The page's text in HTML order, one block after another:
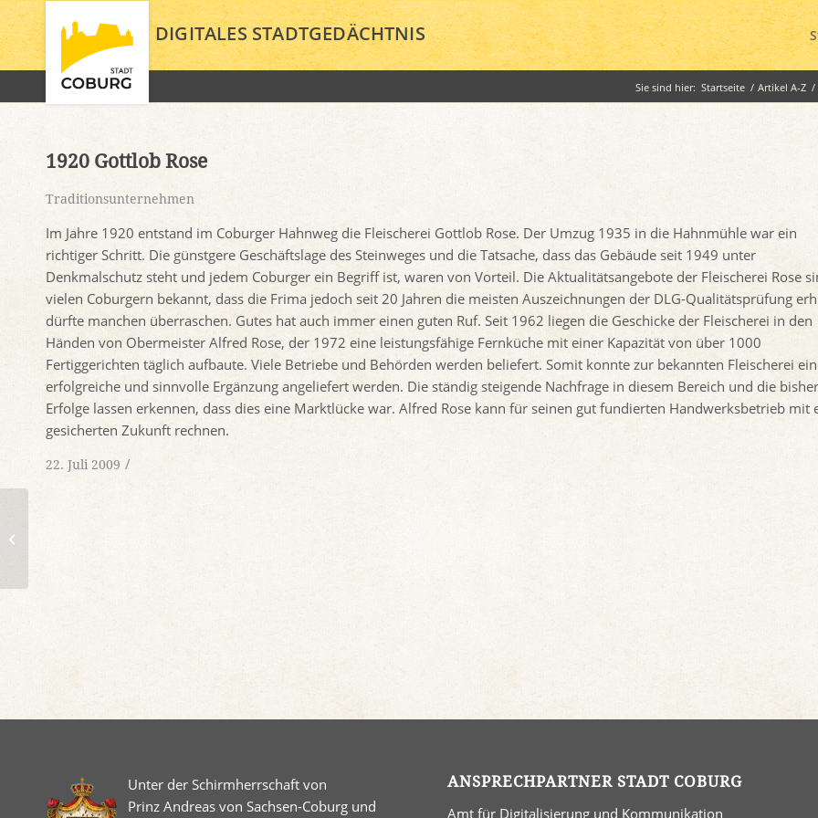
DIGITALES STADTGEDÄCHTNIS
Sie sind hier: Startseite / Artikel A-Z /
1920 Gottlob Rose
Traditionsunternehmen
Im Jahre 1920 entstand im Coburger Hahnweg die Fleischerei Gottlob Rose. Der Umzug 1935 in die Hahnmühle war ein
richtiger Schritt. Die günstgere Geschäftslage des Steinweges und die Tatsache, dass das Gebäude seit 1949 unter
Denkmalschutz steht und jedem Coburger ein Begriff ist, waren von Vorteil. Die Aktualitätsangebote der Fleischerei Rose
vielen Coburgern bekannt, dass die Frima jedoch seit 20 Jahren die meisten Auszeichnungen der DLG-Qualitätsprüfung
dürfte manchen überraschen. Gutes hat auch immer einen guten Ruf. Seit 1962 liegen die Geschicke der Fleischerei in den
Händen von Obermeister Alfred Rose, der 1972 eine leistungsfähige Fernküche mit einer Kapazität von über 1000
Fertiggerichten täglich aufbaute. Viele Betriebe und Behörden werden beliefert. Somit konnte zur bekannten Fleischerei
erfolgreiche und sinnvolle Ergänzung angeliefert werden. Die ständig steigende Nachfrage in diesem Bereich und die
Erfolge lassen erkennen, dass dies eine Marktlücke war. Alfred Rose kann für seinen gut fundierten Handwerksbetrieb mit
gesicherten Zukunft rechnen.
22. Juli 2009 /
Unter der Schirmherrschaft von
Prinz Andreas von Sachsen-Coburg und
ANSPRECHPARTNER STADT COBURG
Amt für Digitalisierung und Kommunikation